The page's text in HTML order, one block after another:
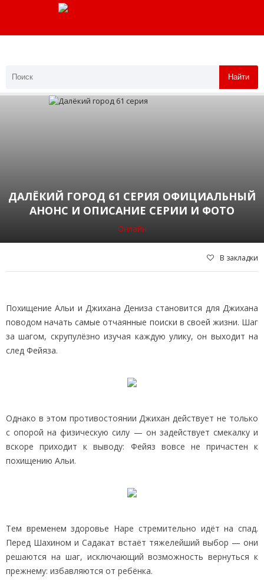
Найти
ДАЛЁКИЙ ГОРОД 61 СЕРИЯ ОФИЦИАЛЬНЫЙ
АНОНС И ОПИСАНИЕ СЕРИИ И ФОТО
Онлайн
В закладки
Похищение Альи и Джихана Дениза становится для Джихана
поводом начать самые отчаянные поиски в своей жизни. Шаг
за шагом, скрупулёзно изучая каждую улику, он выходит на
след Фейяза.
Однако в этом противостоянии Джихан действует не только
с опорой на физическую силу — он задействует смекалку и
вскоре приходит к выводу: Фейяз вовсе не причастен к
похищению Альи.
Тем временем здоровье Наре стремительно идёт на спад.
Перед Шахином и Садакат встаёт тяжелейший выбор — они
решаются на шаг, исключающий возможность вернуться к
прежнему: избавляются от ребёнка.